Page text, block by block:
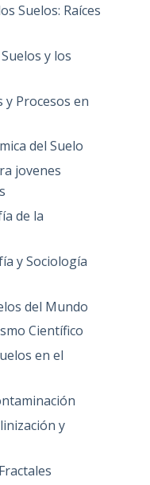
Suelos: Raíces
y los
Procesos en
del Suelo
jovenes
de la
y Sociología
del Mundo
Científico
en el
y